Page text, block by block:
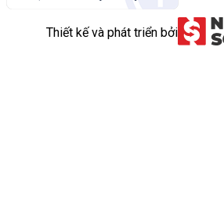
Thiết kế và phát triển bởi